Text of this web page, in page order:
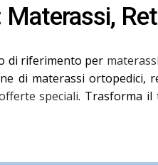
di riferimento per
di materassi
speciali. Trasforma il